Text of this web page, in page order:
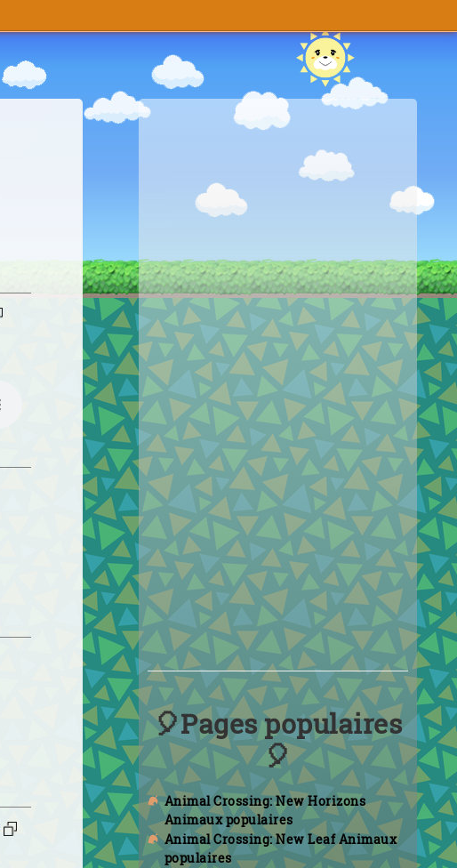
🎈Pages populaires
🎈
Animal Crossing: New Horizons
Animaux populaires
Animal Crossing: New Leaf Animaux
populaires